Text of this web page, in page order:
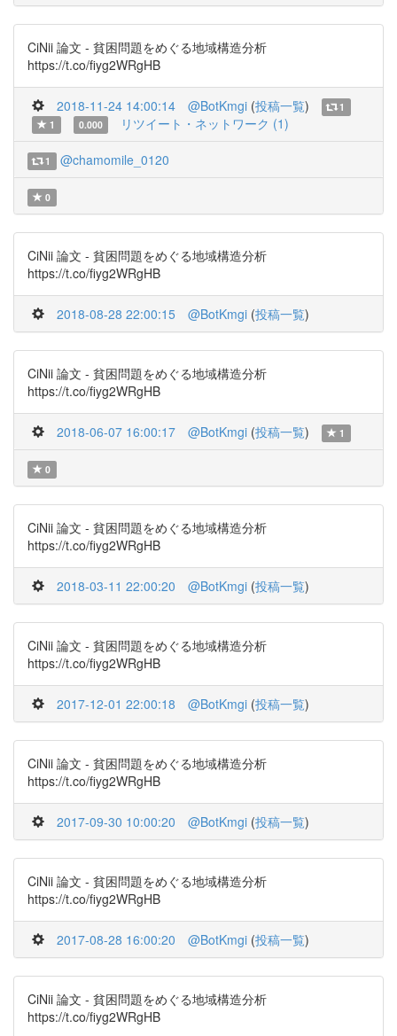
CiNii 論文 - 貧困問題をめぐる地域構造分析
https://t.co/fiyg2WRgHB
2018-11-24 14:00:14 @BotKmgi (投稿一覧)
1
1
0.000 リツイート・ネットワーク (1)
1 @chamomile_0120
0
CiNii 論文 - 貧困問題をめぐる地域構造分析
https://t.co/fiyg2WRgHB
2018-08-28 22:00:15 @BotKmgi (投稿一覧)
CiNii 論文 - 貧困問題をめぐる地域構造分析
https://t.co/fiyg2WRgHB
2018-06-07 16:00:17 @BotKmgi (投稿一覧) 1
0
CiNii 論文 - 貧困問題をめぐる地域構造分析
https://t.co/fiyg2WRgHB
2018-03-11 22:00:20 @BotKmgi (投稿一覧)
CiNii 論文 - 貧困問題をめぐる地域構造分析
https://t.co/fiyg2WRgHB
2017-12-01 22:00:18 @BotKmgi (投稿一覧)
CiNii 論文 - 貧困問題をめぐる地域構造分析
https://t.co/fiyg2WRgHB
2017-09-30 10:00:20 @BotKmgi (投稿一覧)
CiNii 論文 - 貧困問題をめぐる地域構造分析
https://t.co/fiyg2WRgHB
2017-08-28 16:00:20 @BotKmgi (投稿一覧)
CiNii 論文 - 貧困問題をめぐる地域構造分析
https://t.co/fiyg2WRgHB